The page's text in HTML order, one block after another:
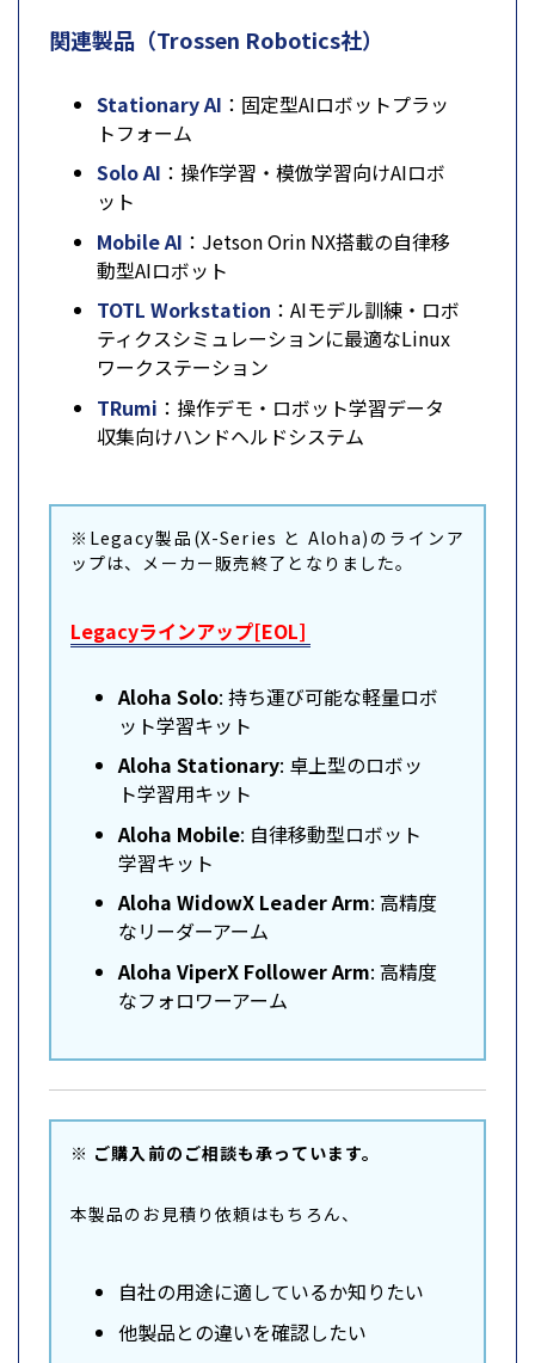
関連製品（Trossen Robotics社）
Stationary AI ：固定型AIロボットプラッ
トフォーム
Solo AI ：操作学習・模倣学習向けAIロボ
ット
Mobile AI ：Jetson Orin NX搭載の自律移
動型AIロボット
TOTL Workstation ：AIモデル訓練・ロボ
ティクスシミュレーションに最適なLinux
ワークステーション
TRumi ：操作デモ・ロボット学習データ
収集向けハンドヘルドシステム
※Legacy製品(X-Series と Aloha)のラインア
ップは、メーカー販売終了となりました。
Legacyラインアップ[EOL]
Aloha Solo: 持ち運び可能な軽量ロボ
ット学習キット
Aloha Stationary: 卓上型のロボッ
ト学習用キット
Aloha Mobile: 自律移動型ロボット
学習キット
Aloha WidowX Leader Arm: 高精度
なリーダーアーム
Aloha ViperX Follower Arm: 高精度
なフォロワーアーム
※ ご購入前のご相談も承っています。
本製品のお見積り依頼はもちろん、
自社の用途に適しているか知りたい
他製品との違いを確認したい